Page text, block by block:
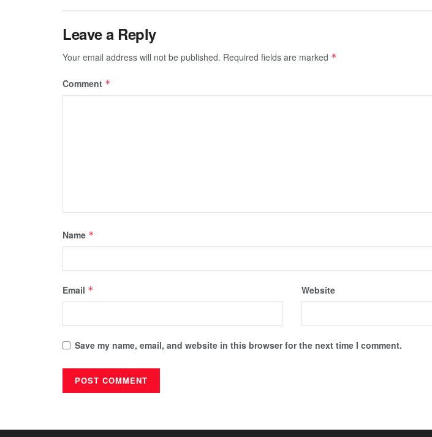
Leave a Reply
Your email address will not be published. Required fields are marked *
Comment *
Name *
Email * Website
Save my name, email, and website in this browser for the next time I comment.